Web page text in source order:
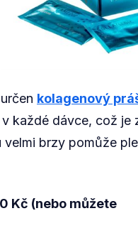
kolagenový
každé dávce, což je
brzy pomůže
Kč (nebo můžete